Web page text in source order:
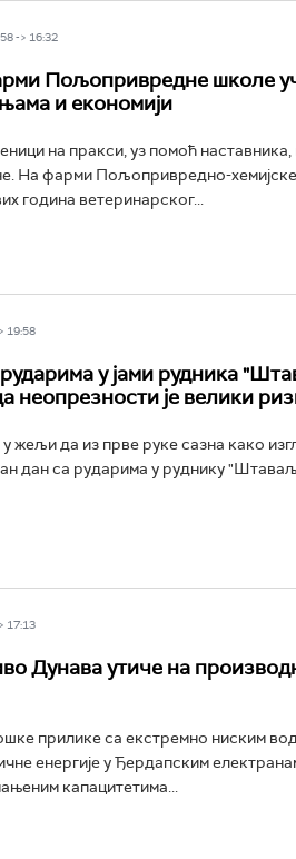
-> 16:32
Пољопривредне школе
и економији
на пракси, уз помоћ
На фарми Пољопривредно-
година ветеринарског...
19:58
у јами рудника
неопрезности је велики
жељи да из прве руке сазна како
дан са рударима у руднику
17:13
Дунава утиче на
прилике са екстремно ниским
енергије у Ђердапским
капацитетима...